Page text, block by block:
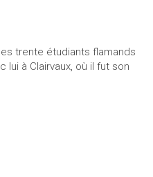
trente étudiants flamands
lui à Clairvaux, où il fut son